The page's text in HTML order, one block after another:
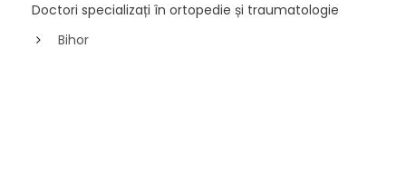
Doctori specializați în ortopedie și traumatologie
Bihor